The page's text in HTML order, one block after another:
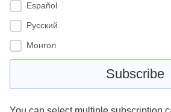
Español
Pусский
Монгол